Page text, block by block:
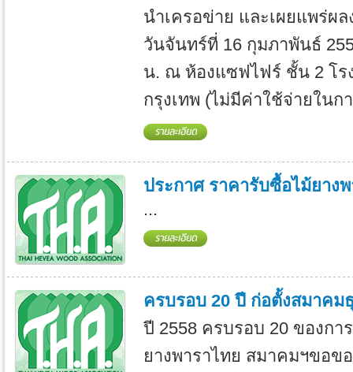
นำเครอข่าย และเผยแพร่ผ
วันจันทร์ที่ 16 กุมภาพันธ์
น. ณ ห้องแซฟไฟร์ ชั้น 2 โร
กรุงเทพ (ไม่มีค่าใช้จ่ายในก
ประกาศ ราคารับซื้อไม้ยาง
...
ครบรอบ 20 ปี ก่อตั้งสมาคม
ปี 2558 ครบรอบ 20 ของกา
ยางพาราไทย สมาคมฯขอ